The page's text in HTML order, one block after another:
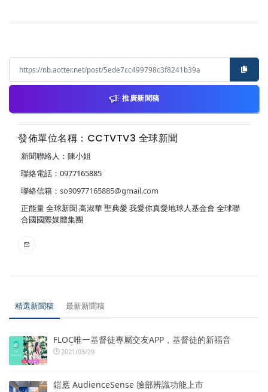
推廣新聞稿
發佈單位名稱：CCTVTV3 全球新聞
新聞聯絡人：陳小姐
聯絡電話：0977165885
聯絡信箱： so90977165885@gmail.com
正能量 全球新聞 高淑華 聖典愛 我愛你真愛地球人基金會 全球聯
合國國際媒體集團
精選新聞稿 最新新聞稿
FLOC唯一基督徒專屬交友APP，基督徒的新福音
2021/03/29
鎧應 AudienceSense 臉部辨識功能上市